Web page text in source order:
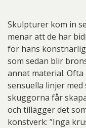
Skulpturer kom in
menar att de har
för hans
som sedan blir
annat material. Ofta
sensuella linjer
skuggorna får
och tillägger det
konstverk: ”Inga